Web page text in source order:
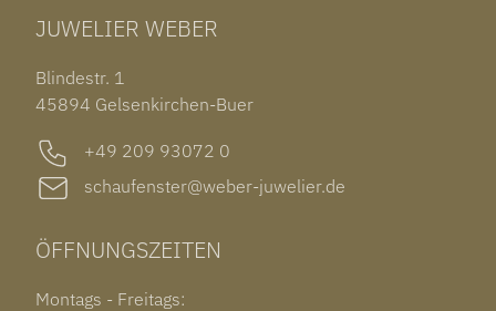
OHRSCHMUCK
OUT OF COLLECTION
ROLEX SUBMARINER DATE
GARMIN VENU 3S
JUWELIER WEBER
Blindestr. 1
45894 Gelsenkirchen-Buer
+49 209 93072 0
schaufenster@weber-juwelier.de
ÖFFNUNGSZEITEN
Montags - Freitags: